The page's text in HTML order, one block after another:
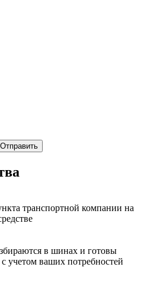
Отправить
транспортной компании на
в шинах и готовы
учетом ваших потребностей